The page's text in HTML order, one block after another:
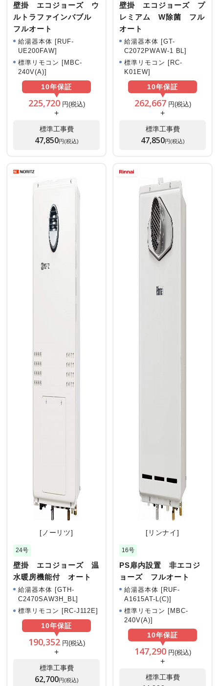
壁掛 エコジョーズ ウ
ルトラファインバブル
フルオート
給湯器本体 [RUF-
UE200FAW]
標準リモコン [MBC-
240V(A)]
10年保証
225,720円(税込)
+
標準工事費
47,850円(税込)
壁掛 エコジョーズ プ
レミアム W除菌 フル
オート
給湯器本体 [GT-
C2072PWAW-1 BL]
標準リモコン [RC-
K01EW]
10年保証
262,667 円(税込)
+
標準工事費
47,850円(税込)
[ノーリツ]
24号
壁掛 エコジョーズ 温
水暖房機能付 オート
給湯器本体 [GTH-
C2470SAW3H_BL]
標準リモコン [RC-J112E]
10年保証
190,352円(税込)
+
標準工事費
62,700円(税込)
[リンナイ]
16号
PS扉内設置 非エコジ
ョーズ フルオート
給湯器本体 [RUF-
A1615AT-L(C)]
標準リモコン [MBC-
240V(A)]
10年保証
147,290円(税込)
+
標準工事費